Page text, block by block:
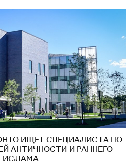
ИЩЕТ СПЕЦИАЛИСТА ПО
АНТИЧНОСТИ И РАННЕГО
ИСЛАМА